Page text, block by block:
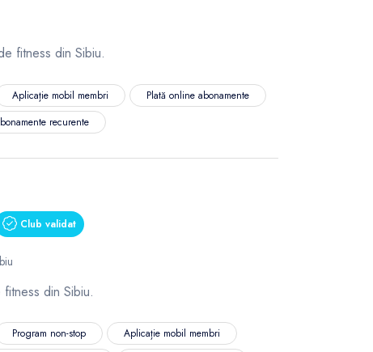
fitness din Sibiu.
Aplicație mobil membri
Plată online abonamente
recurente
Club validat
din Sibiu.
Program non-stop
Aplicație mobil membri